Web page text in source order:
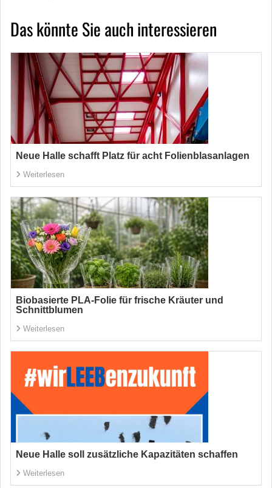
Das könnte Sie auch interessieren
Neue Halle schafft Platz für acht Folienblasanlagen
Weiterlesen
Biobasierte PLA-Folie für frische Kräuter und
Schnittblumen
Weiterlesen
Neue Halle soll zusätzliche Kapazitäten schaffen
Weiterlesen